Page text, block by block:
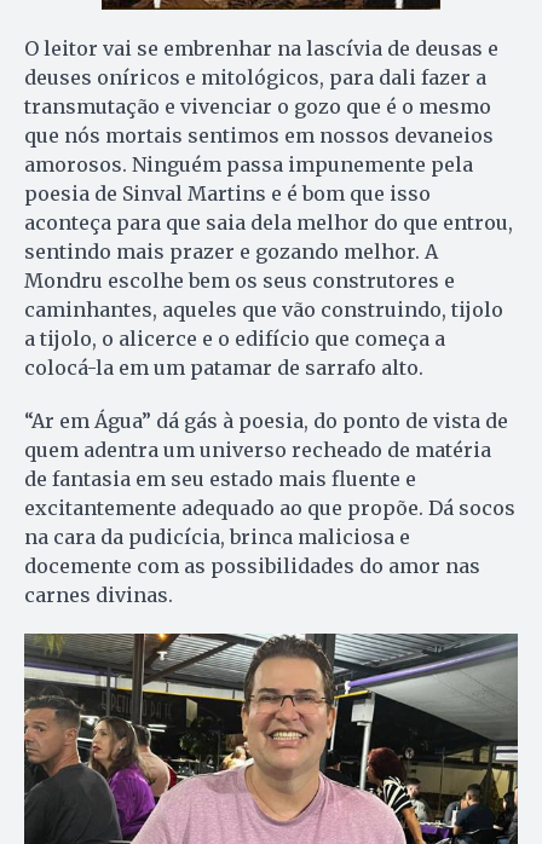
O leitor vai se embrenhar na lascívia de deusas e
deuses oníricos e mitológicos, para dali fazer a
transmutação e vivenciar o gozo que é o mesmo
que nós mortais sentimos em nossos devaneios
amorosos. Ninguém passa impunemente pela
poesia de Sinval Martins e é bom que isso
aconteça para que saia dela melhor do que entrou,
sentindo mais prazer e gozando melhor. A
Mondru escolhe bem os seus construtores e
caminhantes, aqueles que vão construindo, tijolo
a tijolo, o alicerce e o edifício que começa a
colocá-la em um patamar de sarrafo alto.
“Ar em Água” dá gás à poesia, do ponto de vista de
quem adentra um universo recheado de matéria
de fantasia em seu estado mais fluente e
excitantemente adequado ao que propõe. Dá socos
na cara da pudicícia, brinca maliciosa e
docemente com as possibilidades do amor nas
carnes divinas.